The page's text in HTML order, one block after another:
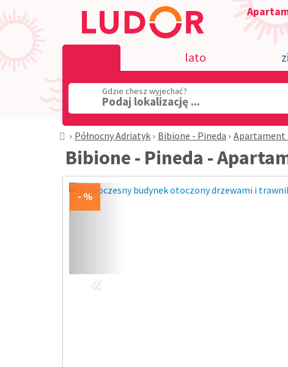
lato
Gdzie chesz wyjechać?
Podaj lokalizację ...
Północny Adriatyk Bibione - Pineda Apartament
Bibione - Pineda -
«